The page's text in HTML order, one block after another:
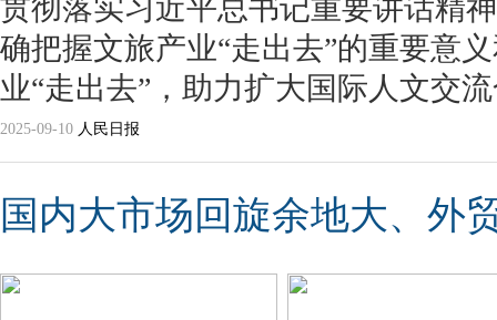
贯彻落实习近平总书记重要讲话精
确把握文旅产业“走出去”的重要意
业“走出去”，助力扩大国际人文交
2025-09-10 人民日报
国内大市场回旋余地大、外